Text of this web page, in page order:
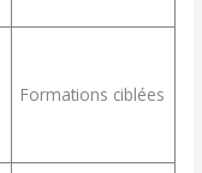
Formations ciblées